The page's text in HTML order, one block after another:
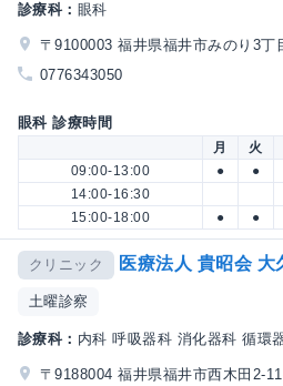
診療科： 眼科
〒9100003 福井県福井市みのり3丁
0776343050
眼科 診療時間
月 火
09:00-13:00
● ●
14:00-16:30
15:00-18:00
● ●
クリニック 医療法人 貴昭会
土曜診察
診療科： 内科 呼吸器科 消化器科 循環
〒9188004 福井県福井市西木田2-